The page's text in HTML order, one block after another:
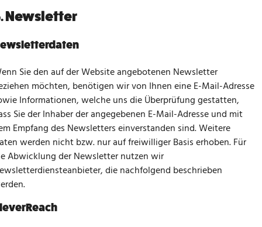
Newsletter
Sie den auf der Website angebotenen Newsletter
möchten, benötigen wir von Ihnen eine E-Mail-Adresse
Informationen, welche uns die Überprüfung gestatten,
Sie der Inhaber der angegebenen E-Mail-Adresse und mit
Empfang des Newsletters einverstanden sind. Weitere
werden nicht bzw. nur auf freiwilliger Basis erhoben. Für
Abwicklung der Newsletter nutzen wir
die nachfolgend beschrieben